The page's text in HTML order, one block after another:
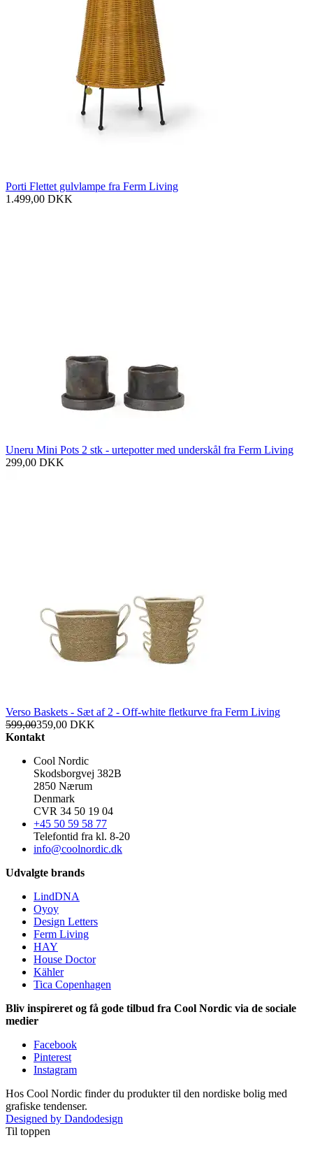
Porti Flettet gulvlampe fra Ferm Living
1.499,00 DKK
Uneru Mini Pots 2 stk - urtepotter med underskål fra Ferm Living
299,00 DKK
Verso Baskets - Sæt af 2 - Off-white fletkurve fra Ferm Living
599,00359,00 DKK
Kontakt
Cool Nordic
Skodsborgvej 382B
2850 Nærum
Denmark
CVR 34 50 19 04
+45 50 59 58 77
Telefontid fra kl. 8-20
info@coolnordic.dk
Udvalgte brands
LindDNA
Oyoy
Design Letters
Ferm Living
HAY
House Doctor
Kähler
Tica Copenhagen
Bliv inspireret og få gode tilbud fra Cool Nordic via de sociale
medier
Facebook
Pinterest
Instagram
Hos Cool Nordic finder du produkter til den nordiske bolig med
grafiske tendenser.
Designed by Dandodesign
Til toppen